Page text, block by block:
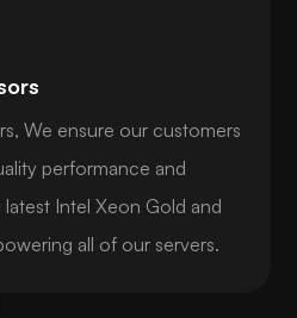
We ensure our customers
performance and
Intel Xeon Gold and
all of our servers.